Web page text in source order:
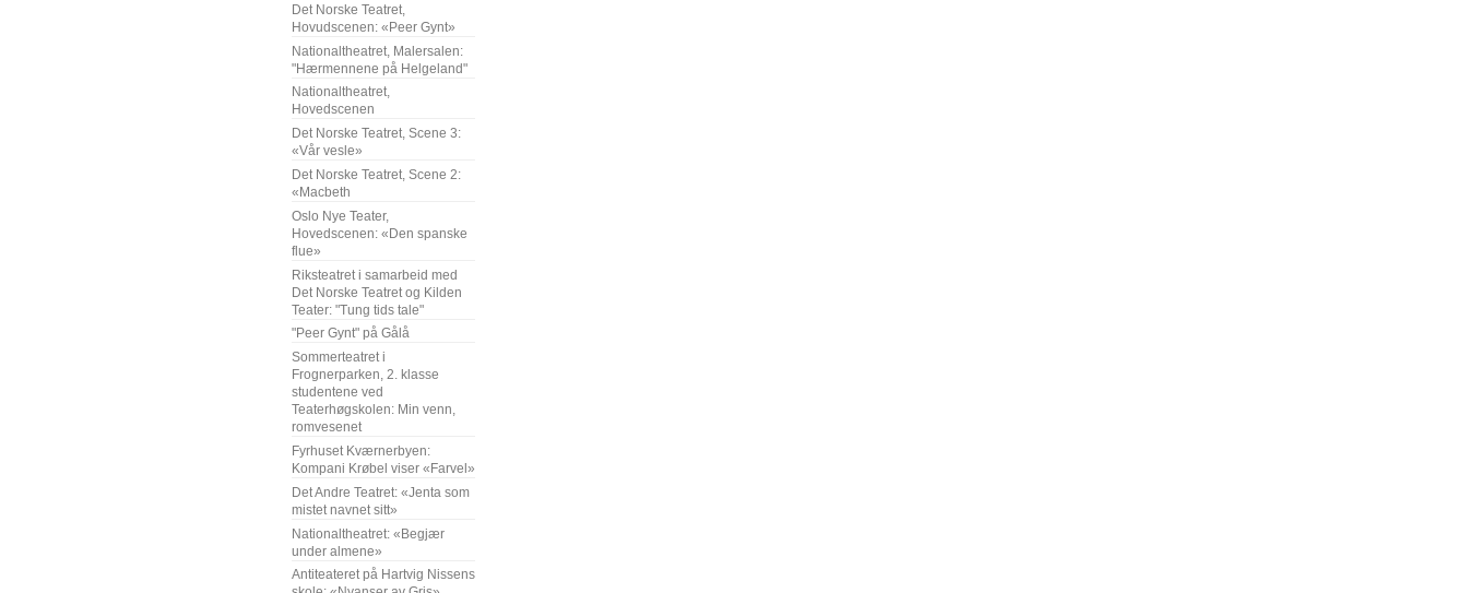
Det Norske Teatret,
Hovudscenen: «Peer Gynt»
Nationaltheatret, Malersalen:
"Hærmennene på Helgeland"
Nationaltheatret,
Hovedscenen
Det Norske Teatret, Scene 3:
«Vår vesle»
Det Norske Teatret, Scene 2:
«Macbeth
Oslo Nye Teater,
Hovedscenen: «Den spanske
flue»
Riksteatret i samarbeid med
Det Norske Teatret og Kilden
Teater: "Tung tids tale"
"Peer Gynt" på Gålå
Sommerteatret i
Frognerparken, 2. klasse
studentene ved
Teaterhøgskolen: Min venn,
romvesenet
Fyrhuset Kværnerbyen:
Kompani Krøbel viser «Farvel»
Det Andre Teatret: «Jenta som
mistet navnet sitt»
Nationaltheatret: «Begjær
under almene»
Antiteateret på Hartvig Nissens